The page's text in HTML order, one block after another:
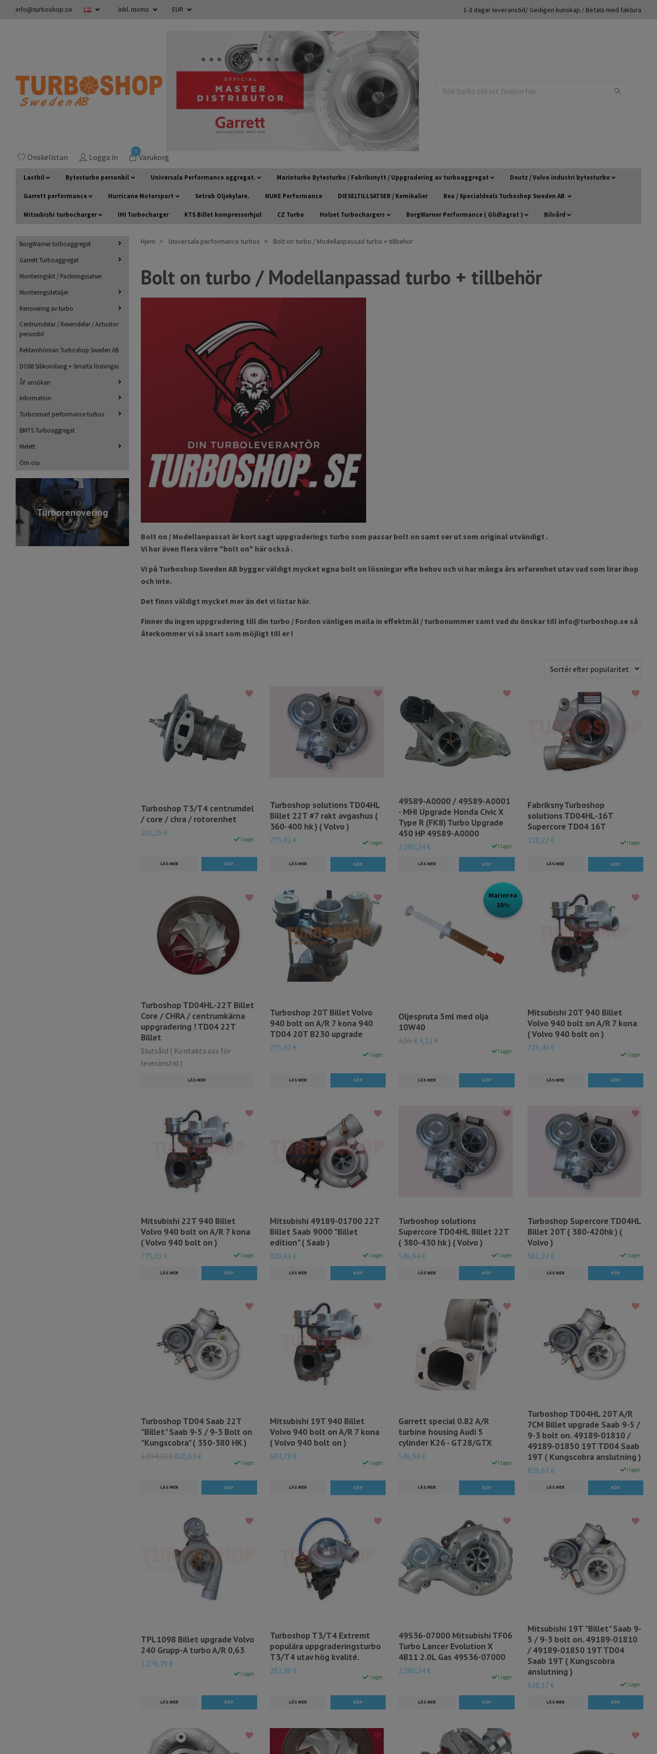
info@turboshop.se Inkl. moms EUR 1-3 dagar leveranstid/ Gedigen kunskap / Betala med faktura
Önskelistan Logga in
0
Varukorg
Lastbil Bytesturbo personbil Universala Performance aggregat. Marinturbo Bytesturbo / Fabriksnytt / Uppgradering av turboaggregat Deutz / Volvo industri bytesturbo
Garrett performance Hurricane Motorsport Setrab Oljekylare. NUKE Performance DIESELTILLSATSER / Kemikalier Rea / Specialdeals Turboshop Sweden AB
Mitsubishi turbocharger IHI Turbocharger KTS Billet kompressorhjul CZ Turbo Holset Turbochargers BorgWarner Performance ( Glidlagrat ) Bilvård
BorgWarner turboaggregat
Garrett Turboaggregat
Monteringskit / Packningssatser
Monteringsdetaljer
Renovering av turbo
Centrumdelar / Reservdelar / Actuator
personbil
Reklamhörnan Turboshop Sweden AB
DO88 Silikonslang + Smarta lösningar.
ÅF ansökan
Information
Turbosmart performance turbos
BMTS Turboaggregat
Melett
Om oss
Turborenovering
Hjem Universala performance turbos Bolt on turbo / Modellanpassad turbo + tillbehör
Bolt on turbo / Modellanpassad turbo + tillbehör
Bolt on / Modellanpassat är kort sagt uppgraderings turbo som passar bolt on samt ser ut som original utvändigt .
Vi har även flera värre "bolt on" här också .
Vi på Turboshop Sweden AB bygger väldigt mycket egna bolt on lösningar efte behov och vi har många års erfarenhet utav vad som lirar ihop
och inte.
Det finns väldigt mycket mer än det vi listar här.
Finner du ingen uppgradering till din turbo / Fordon vänligen maila in effektmål / turbonummer samt vad du önskar till info@turboshop.se så
återkommer vi så snart som möjligt till er !
Turboshop T3/T4 centrumdel
/ core / chra / rotorenhet
200,25 €
I lager.
LÄS MER
Turboshop solutions TD04HL
Billet 22T #7 rakt avgashus (
360-400 hk ) ( Volvo )
775,02 € I lager.
LÄS MER
49S89-A0000 / 49S89-A0001
- MHI Upgrade Honda Civic X
Type R (FK8) Turbo Upgrade
450 HP 49S89-A0000
2.280,34 € I lager.
LÄS MER
Fabriksny Turboshop
solutions TD04HL-16T
Supercore TD04 16T
319,22 € I lager.
LÄS MER
Turboshop TD04HL-22T Billet
Core / CHRA / centrumkärna
uppgradering ! TD04 22T
Billet
Slutsåld ( Kontakta oss för
leveranstid )
LÄS MER
Turboshop 20T Billet Volvo
940 bolt on A/R 7 kona 940
TD04 20T B230 upgrade
775,02 €
I lager.
LÄS MER
Marinrea
10%
Oljespruta 5ml med olja
10W40
4,56 € 4,11 €
I lager.
LÄS MER
Mitsubishi 20T 940 Billet
Volvo 940 bolt on A/R 7 kona
( Volvo 940 bolt on )
729,40 €
I lager.
LÄS MER
Mitsubishi 22T 940 Billet
Volvo 940 bolt on A/R 7 kona
( Volvo 940 bolt on )
775,02 € I lager.
LÄS MER
Mitsubishi 49189-01700 22T
Billet Saab 9000 "Billet
edition" ( Saab )
820,63 € I lager.
LÄS MER
Turboshop solutions
Supercore TD04HL Billet 22T
( 380-430 hk ) ( Volvo )
546,94 € I lager.
LÄS MER
Turboshop Supercore TD04HL
Billet 20T ( 380-420hk ) (
Volvo )
501,32 € I lager.
LÄS MER
Turboshop TD04 Saab 22T
"Billet" Saab 9-5 / 9-3 Bolt on
"Kungscobra" ( 350-380 HK )
1.094,33 € 820,63 €
I lager.
LÄS MER
Mitsubishi 19T 940 Billet
Volvo 940 bolt on A/R 7 kona
( Volvo 940 bolt on )
683,78 €
I lager.
LÄS MER
Garrett special 0.82 A/R
turbine housing Audi 5
cylinder K26 - GT28/GTX
546,94 €
I lager.
LÄS MER
Turboshop TD04HL 20T A/R
7CM Billet upgrade Saab 9-5 /
9-3 bolt on. 49189-01810 /
49189-01850 19T TD04 Saab
19T ( Kungscobra anslutning )
820,63 € I lager.
LÄS MER
TPL1098 Billet upgrade Volvo
240 Grupp-A turbo A/R 0,63
1.276,79 €
I lager.
LÄS MER
Turboshop T3/T4 Extremt
populära uppgraderingsturbo
T3/T4 utav hög kvalité.
282,36 €
I lager.
LÄS MER
49S36-07000 Mitsubishi TF06
Turbo Lancer Evolution X
4B11 2.0L Gas 49S36-07000
2.280,34 €
I lager.
LÄS MER
Mitsubishi 19T "Billet" Saab 9-
5 / 9-3 bolt on. 49189-01810
/ 49189-01850 19T TD04
Saab 19T ( Kungscobra
anslutning )
638,17 € I lager.
LÄS MER